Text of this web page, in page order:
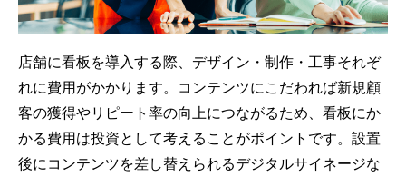
店舗に看板を導入する際、デザイン・制作・工事それぞ
れに費用がかかります。コンテンツにこだわれば新規顧
客の獲得やリピート率の向上につながるため、看板にか
かる費用は投資として考えることがポイントです。設置
後にコンテンツを差し替えられるデジタルサイネージな